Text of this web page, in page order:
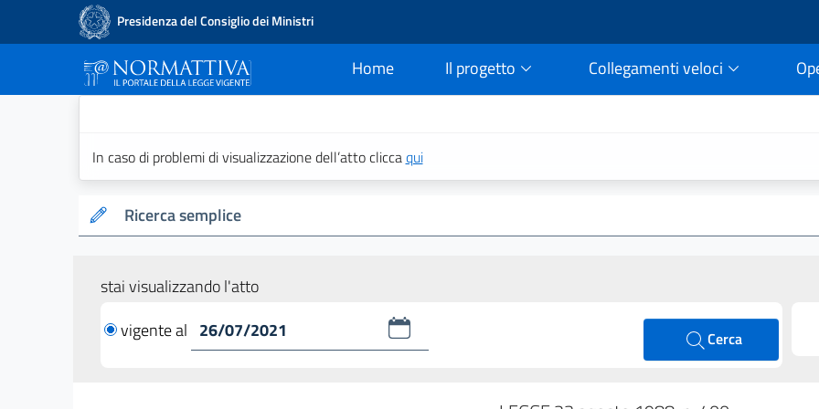
Presidenza del Consiglio dei Ministri
Home
current Il progetto Collegamenti veloci
In caso di problemi di visualizzazione dell’atto cliccaqui
Ricerca semplice
stai visualizzando l'atto
vigente al
Cerca